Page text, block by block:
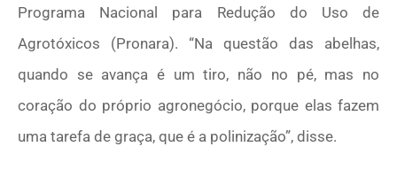
Programa Nacional para Redução do Uso de
Agrotóxicos (Pronara). “Na questão das abelhas,
quando se avança é um tiro, não no pé, mas no
coração do próprio agronegócio, porque elas fazem
uma tarefa de graça, que é a polinização”, disse.